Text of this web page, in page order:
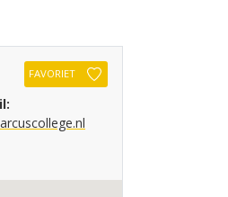
FAVORIET